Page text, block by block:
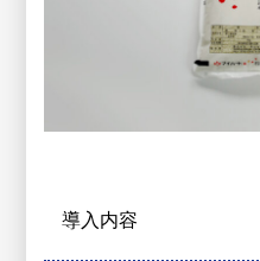
導入内容